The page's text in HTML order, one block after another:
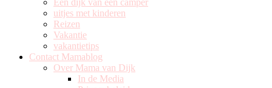
Een dijk van een camper
uitjes met kinderen
Reizen
Vakantie
vakantietips
Contact Mamablog
Over Mama van Dijk
In de Media